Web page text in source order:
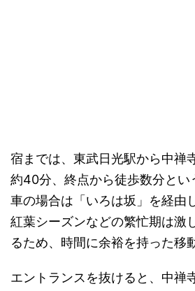
宿までは、東武日光駅から中禅
約40分、終点から徒歩数分とい
車の場合は「いろは坂」を経由
紅葉シーズンなどの繁忙期は激
るため、時間に余裕を持った移
エントランスを抜けると、中禅